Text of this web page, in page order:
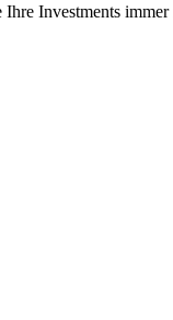
Investments